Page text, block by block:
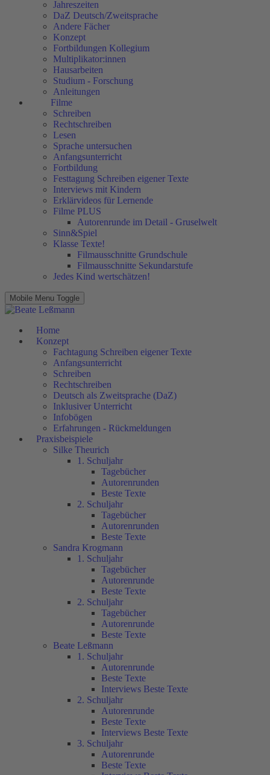
Jahreszeiten
DaZ Deutsch/Zweitsprache
Andere Fächer
Konzept
Fortbildungen Kollegium
Multiplikator:innen
Hausarbeiten
Studium - Forschung
Anleitungen
Filme
Schreiben
Rechtschreiben
Lesen
Sprache untersuchen
Anfangsunterricht
Fortbildung
Festtagung Schreiben eigener Texte
Interviews mit Kindern
Erklärvideos für Lernende
Filme PLUS
Autorenrunde im Detail - Gruselwelt
Sinn&Spiel
Klasse Texte!
Filmausschnitte Grundschule
Filmausschnitte Sekundarstufe
Jedes Kind wertschätzen!
Mobile Menu Toggle
Home
Konzept
Fachtagung Schreiben eigener Texte
Anfangsunterricht
Schreiben
Rechtschreiben
Deutsch als Zweitsprache (DaZ)
Inklusiver Unterricht
Infobögen
Erfahrungen - Rückmeldungen
Praxisbeispiele
Silke Theurich
1. Schuljahr
Tagebücher
Autorenrunden
Beste Texte
2. Schuljahr
Tagebücher
Autorenrunden
Beste Texte
Sandra Krogmann
1. Schuljahr
Tagebücher
Autorenrunde
Beste Texte
2. Schuljahr
Tagebücher
Autorenrunde
Beste Texte
Beate Leßmann
1. Schuljahr
Autorenrunde
Beste Texte
Interviews Beste Texte
2. Schuljahr
Autorenrunde
Beste Texte
Interviews Beste Texte
3. Schuljahr
Autorenrunde
Beste Texte